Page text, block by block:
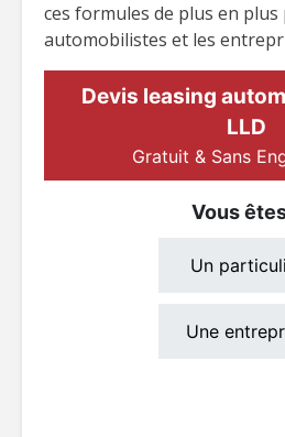
ces formules de plus en
automobilistes et les